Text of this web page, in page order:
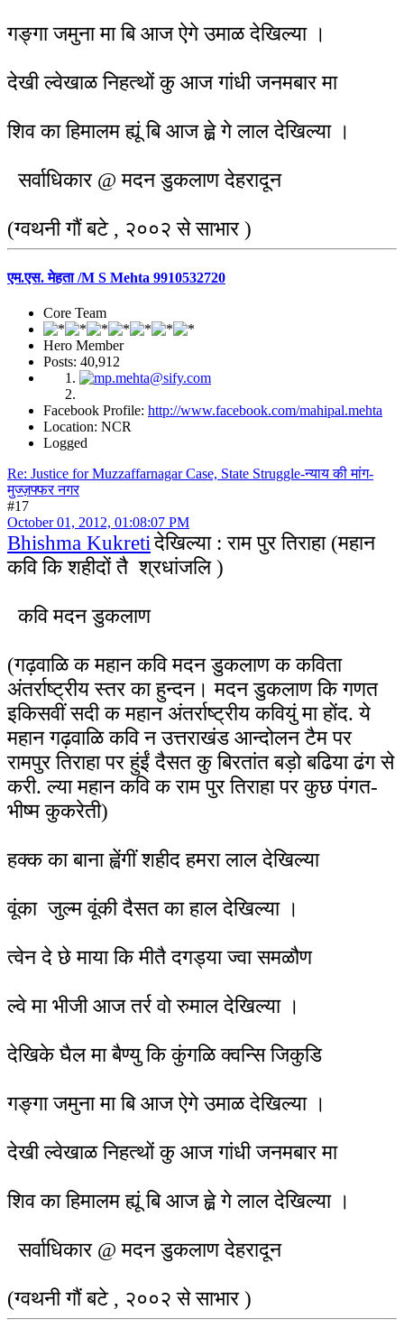
गङ्गा जमुना मा बि आज ऐगे उमाळ देखिल्या ।
देखी ल्वेखाळ निहत्थों कु आज गांधी जनमबार मा
शिव का हिमालम ह्यूं बि आज ह्व़े गे लाल देखिल्या ।
सर्वाधिकार @ मदन डुकलाण देहरादून
(ग्वथनी गौं बटे , २००२ से साभार )
एम.एस. मेहता /M S Mehta 9910532720
Core Team
Hero Member
Posts: 40,912
Facebook Profile: http://www.facebook.com/mahipal.mehta
Location: NCR
Logged
Re: Justice for Muzzaffarnagar Case, State Struggle-न्याय की मांग-
मुज्ज़फ्फर नगर
#17
October 01, 2012, 01:08:07 PM
Bhishma Kukretiदेखिल्या : राम पुर तिराहा (महान
कवि कि शहीदों तै श्रधांजलि )
कवि मदन डुकलाण
(गढ़वाळि क महान कवि मदन डुकलाण क कविता
अंतर्राष्ट्रीय स्तर का हुन्दन। मदन डुकलाण कि गणत
इकिसवीं सदी क महान अंतर्राष्ट्रीय कवियुं मा होंद. ये
महान गढ़वाळि कवि न उत्तराखंड आन्दोलन टैम पर
रामपुर तिराहा पर हुंईं दैसत कु बिरतांत बड़ो बढिया ढंग से
करी. ल्या महान कवि क राम पुर तिराहा पर कुछ पंगत-
भीष्म कुकरेती)
हक्क का बाना ह्वेंगीं शहीद हमरा लाल देखिल्या
वूंका जुल्म वूंकी दैसत का हाल देखिल्या ।
त्वेन दे छे माया कि मीतै दगड्या ज्वा समळौण
ल्वे मा भीजी आज तर्र वो रुमाल देखिल्या ।
देखिके घैल मा बैण्यु कि कुंगळि क्वन्सि जिकुडि
गङ्गा जमुना मा बि आज ऐगे उमाळ देखिल्या ।
देखी ल्वेखाळ निहत्थों कु आज गांधी जनमबार मा
शिव का हिमालम ह्यूं बि आज ह्व़े गे लाल देखिल्या ।
सर्वाधिकार @ मदन डुकलाण देहरादून
(ग्वथनी गौं बटे , २००२ से साभार )